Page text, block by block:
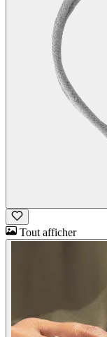
Tout afficher